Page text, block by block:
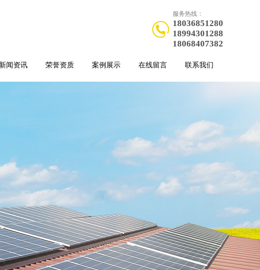
服务热线：
18036851280
18994301288
18068407382
新闻资讯 荣誉资质 案例展示 在线留言 联系我们